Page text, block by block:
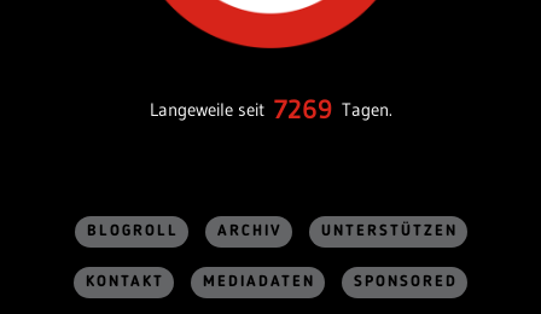
Langeweile seit 7269 Tagen.
BLOGROLL ARCHIV UNTERSTÜTZEN
KONTAKT MEDIADATEN SPONSORED